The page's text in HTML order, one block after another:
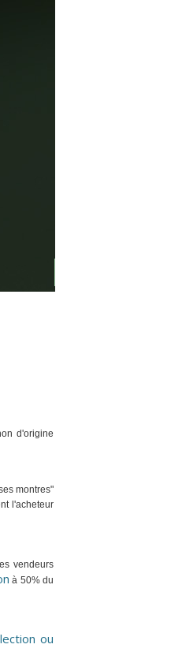
d'origine
montres"
l'acheteur
vendeurs
à 50% du
ou